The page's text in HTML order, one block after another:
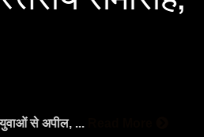
युवाओं से अपील, ...